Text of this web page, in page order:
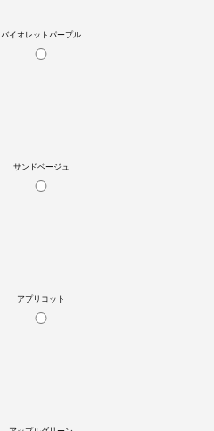
バイオレットパープル
サンドベージュ
アプリコット